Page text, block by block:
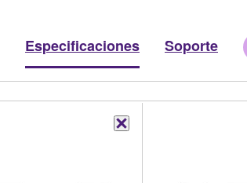
Especificaciones Soporte